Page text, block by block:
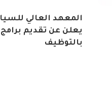
المعهد العالي
يعلن عن تقديم
بالتوظيف